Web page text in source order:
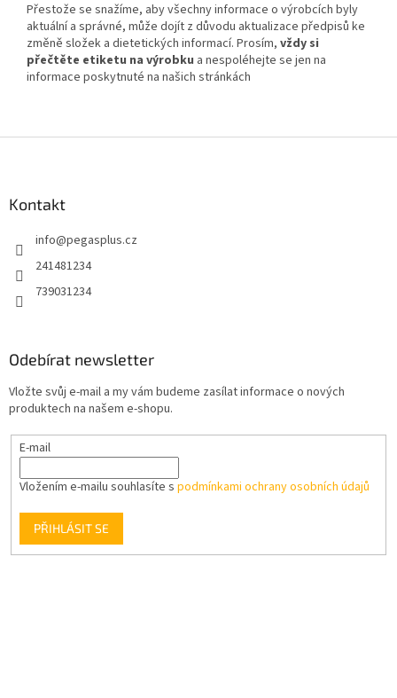
Přestože se snažíme, aby všechny informace o výrobcích byly
aktuální a správné, může dojít z důvodu aktualizace předpisů ke
změně složek a dietetických informací. Prosím, vždy si
přečtěte etiketu na výrobku a nespoléhejte se jen na
informace poskytnuté na našich stránkách
Kontakt
info@pegasplus.cz
241481234
739031234
Odebírat newsletter
Vložte svůj e-mail a my vám budeme zasílat informace o nových
produktech na našem e-shopu.
E-mail
Vložením e-mailu souhlasíte s podmínkami ochrany osobních údajů
PŘIHLÁSIT SE